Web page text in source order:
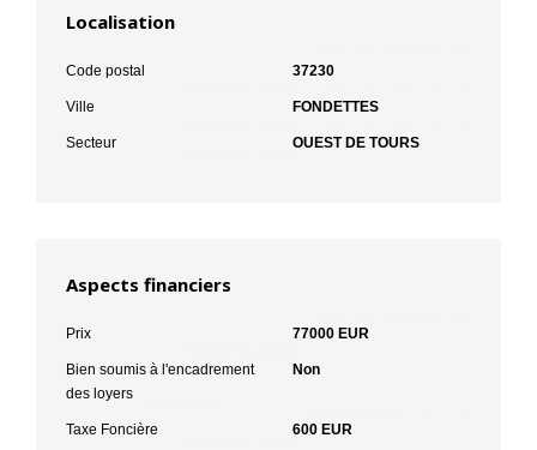
Localisation
Code postal 37230
Ville FONDETTES
Secteur OUEST DE TOURS
Aspects financiers
Prix 77000 EUR
Bien soumis à l'encadrement
des loyers
Non
Taxe Foncière 600 EUR